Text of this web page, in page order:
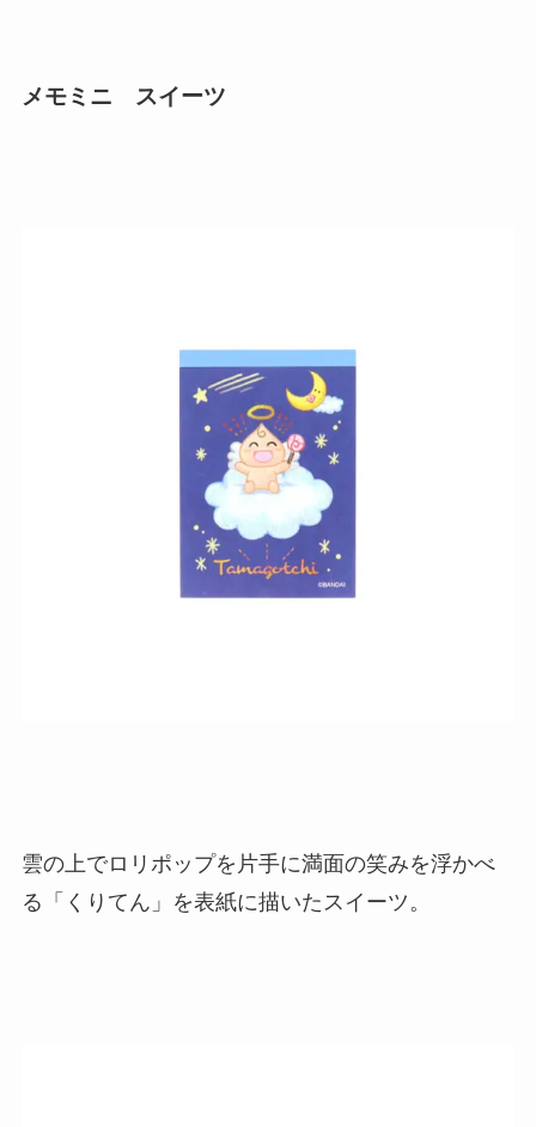
メモミニ スイーツ
雲の上でロリポップを片手に満面の笑みを浮かべ
る「くりてん」を表紙に描いたスイーツ。